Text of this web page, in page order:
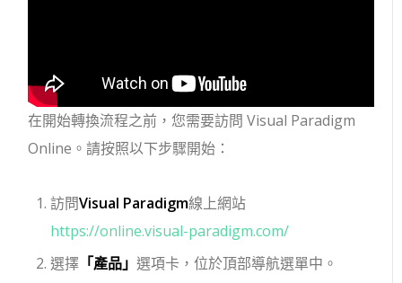
在開始轉換流程之前，您需要訪問 Visual Paradigm
Online。請按照以下步驟開始：
訪問Visual Paradigm線上網站
https://online.visual-paradigm.com/
選擇 「產品」選項卡，位於頂部導航選單中。